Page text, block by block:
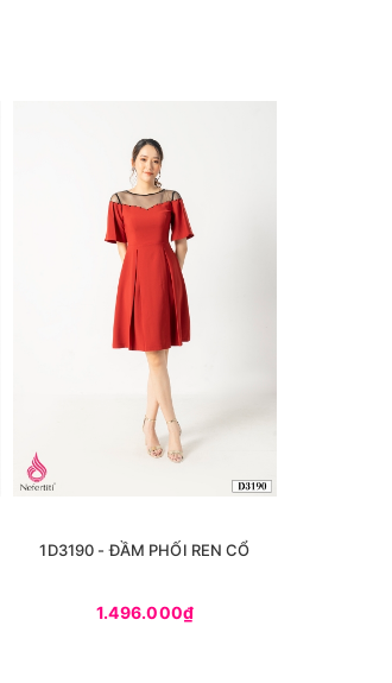
1D3190 - ĐẦM PHỐI REN CỔ
1.496.000₫